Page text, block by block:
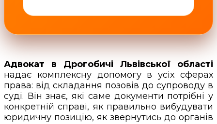
Адвокат в Дрогобичі Львівської області
надає комплексну допомогу в усіх сферах
права: від складання позовів до супроводу в
суді. Він знає, які саме документи потрібні у
конкретній справі, як правильно вибудувати
юридичну позицію, як звернутись до органів